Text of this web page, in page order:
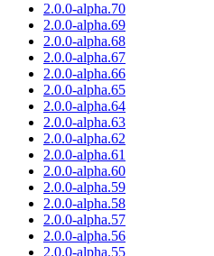
2.0.0-alpha.70
2.0.0-alpha.69
2.0.0-alpha.68
2.0.0-alpha.67
2.0.0-alpha.66
2.0.0-alpha.65
2.0.0-alpha.64
2.0.0-alpha.63
2.0.0-alpha.62
2.0.0-alpha.61
2.0.0-alpha.60
2.0.0-alpha.59
2.0.0-alpha.58
2.0.0-alpha.57
2.0.0-alpha.56
2.0.0-alpha.55